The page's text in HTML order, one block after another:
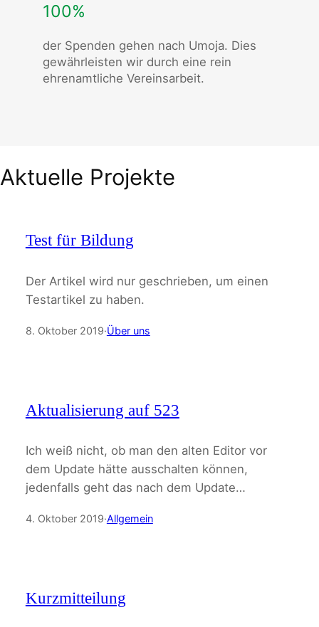
100%
der Spenden gehen nach Umoja. Dies
gewährleisten wir durch eine rein
ehrenamtliche Vereinsarbeit.
Aktuelle Projekte
Test für Bildung
Der Artikel wird nur geschrieben, um einen
Testartikel zu haben.
8. Oktober 2019·Über uns
Aktualisierung auf 523
Ich weiß nicht, ob man den alten Editor vor
dem Update hätte ausschalten können,
jedenfalls geht das nach dem Update…
4. Oktober 2019·Allgemein
Kurzmitteilung